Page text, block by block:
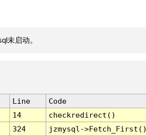
未启动。
Line
Code
14
checkredirect()
324
jzmysql-